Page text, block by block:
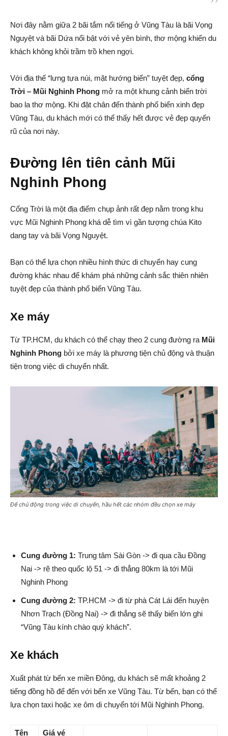
Nơi đây nằm giữa 2 bãi tắm nổi tiếng ở Vũng Tàu là bãi Vọng
Nguyệt và bãi Dứa nổi bật với vẻ yên bình, thơ mộng khiến du
khách không khỏi trầm trồ khen ngợi.
Với địa thế “lưng tựa núi, mặt hướng biển” tuyệt đẹp, cổng
Trời – Mũi Nghinh Phong mở ra một khung cảnh biển trời
bao la thơ mộng. Khi đặt chân đến thành phố biển xinh đẹp
Vũng Tàu, du khách mới có thể thấy hết được vẻ đẹp quyến
rũ của nơi này.
Đường lên tiên cảnh Mũi
Nghinh Phong
Cổng Trời là một địa điểm chụp ảnh rất đẹp nằm trong khu
vực Mũi Nghinh Phong khá dễ tìm vì gần tượng chúa Kito
dang tay và bãi Vọng Nguyệt.
Bạn có thể lựa chọn nhiều hình thức di chuyển hay cung
đường khác nhau để khám phá những cảnh sắc thiên nhiên
tuyệt đẹp của thành phố biển Vũng Tàu.
Xe máy
Từ TP.HCM, du khách có thể chạy theo 2 cung đường ra Mũi
Nghinh Phong bởi xe máy là phương tiện chủ động và thuận
tiện trong việc di chuyển nhất.
Để chủ động trong việc di chuyển, hầu hết các nhóm đều chọn xe máy
Cung đường 1: Trung tâm Sài Gòn -> đi qua cầu Đồng
Nai -> rẽ theo quốc lộ 51 -> đi thẳng 80km là tới Mũi
Nghinh Phong
Cung đường 2: TP.HCM -> đi từ phà Cát Lái đến huyện
Nhơn Trạch (Đồng Nai) -> đi thẳng sẽ thấy biển lớn ghi
“Vũng Tàu kính chào quý khách”.
Xe khách
Xuất phát từ bến xe miền Đông, du khách sẽ mất khoảng 2
tiếng đồng hồ để đến với bến xe Vũng Tàu. Từ bến, bạn có thể
lựa chọn taxi hoặc xe ôm di chuyển tới Mũi Nghinh Phong.
Tên Giá vé